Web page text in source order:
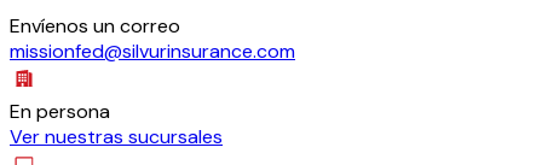
Envíenos un correo
missionfed@silvurinsurance.com
En persona
Ver nuestras sucursales